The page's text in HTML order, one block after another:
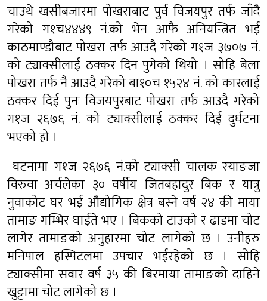
चाउथे खसीबजारमा पोखराबाट पुर्व विजयपुर तर्फ जाँदै
गरेको ग१च४४४९ नं.को भेन आफै अनियन्त्रित भई
काठमाण्डौबाट पोखरा तर्फ आउदै गरेको ग१ज ३७०७ नं.
को ट्याक्सीलाई ठक्कर दिन पुगेको थियो । सोहि बेला
पोखरा तर्फ नै आउदै गरेको बा१०च १५२४ नं. को कारलाई
ठक्कर दिई पुनः विजयपुरबाट पोखरा तर्फ आउदै गरेको
ग१ज २६७६ नं. को ट्याक्सीलाई ठक्कर दिई दुर्घटना
भएको हो ।
घटनामा ग१ज २६७६ नं.को ट्याक्सी चालक स्याङजा
विरुवा अर्चलेका ३० वर्षीय जितबहादुर बिक र यात्रु
नुवाकोट घर भई औद्योगिक क्षेत्र बस्ने वर्ष २४ की माया
तामाङ गम्भिर घाईते भए । बिकको टाउको र ढाडमा चोट
लागेर तामाङको अनुहारमा चोट लागेको छ । उनीहरु
मनिपाल हस्पिटलमा उपचार भईरहेको छ । सोहि
ट्याक्सीमा सवार वर्ष ३५ की बिरमाया तामाङको दाहिने
खुट्टामा चोट लागेको छ ।